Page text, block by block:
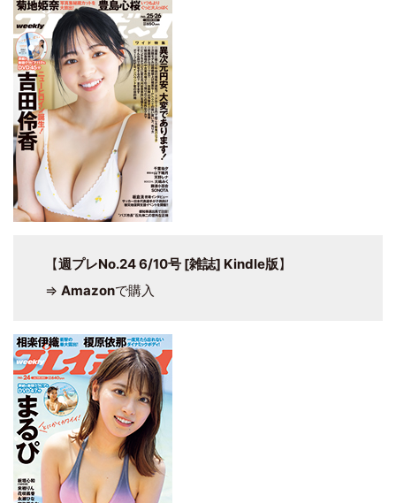
【週プレNo.24 6/10号 [雑誌] Kindle版】
⇒ Amazonで購入